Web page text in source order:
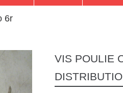
6r
VIS POULIE